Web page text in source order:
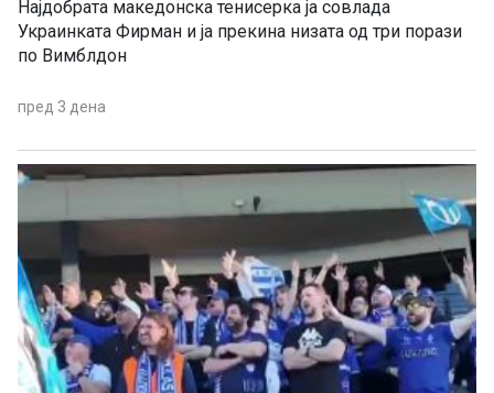
Најдобрата македонска тенисерка ја совлада
Украинката Фирман и ја прекина низата од три порази
по Вимблдон
пред 3 дена